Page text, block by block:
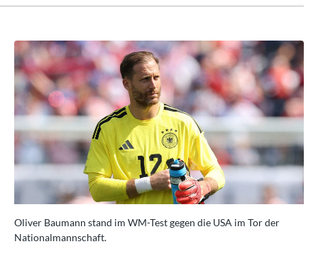
Oliver Baumann stand im WM-Test gegen die USA im Tor der
Nationalmannschaft.